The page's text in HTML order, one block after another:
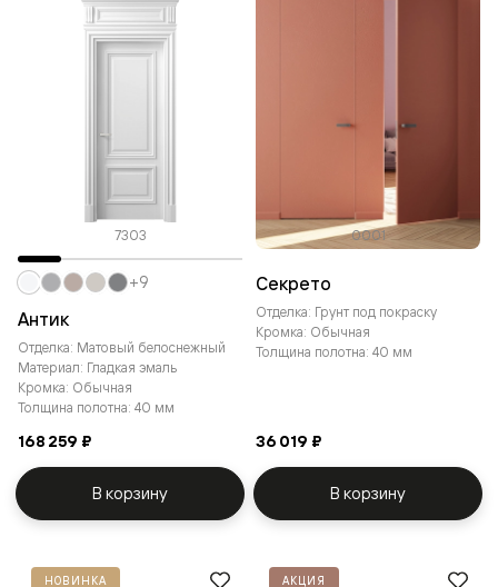
7303
Антик
Отделка: Матовый белоснежный
Материал: Гладкая эмаль
Кромка: Обычная
Толщина полотна: 40 мм
168 259 ₽
+9
В корзину
0001
Секрето
Отделка: Грунт под покраску
Кромка: Обычная
Толщина полотна: 40 мм
36 019 ₽
В корзину
НОВИНКА АКЦИЯ